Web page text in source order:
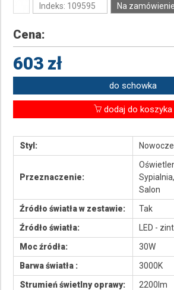
Indeks: 109595 Na zamówienie.
Cena:
603 zł
do schowka
dodaj do koszyka
Styl:
Przeznaczenie:
Salon
Źródło światła w zestawie:
Tak
Źródło światła:
LED -
Moc źródła:
30W
Barwa światła :
3000K
Strumień świetlny oprawy:
2200lm